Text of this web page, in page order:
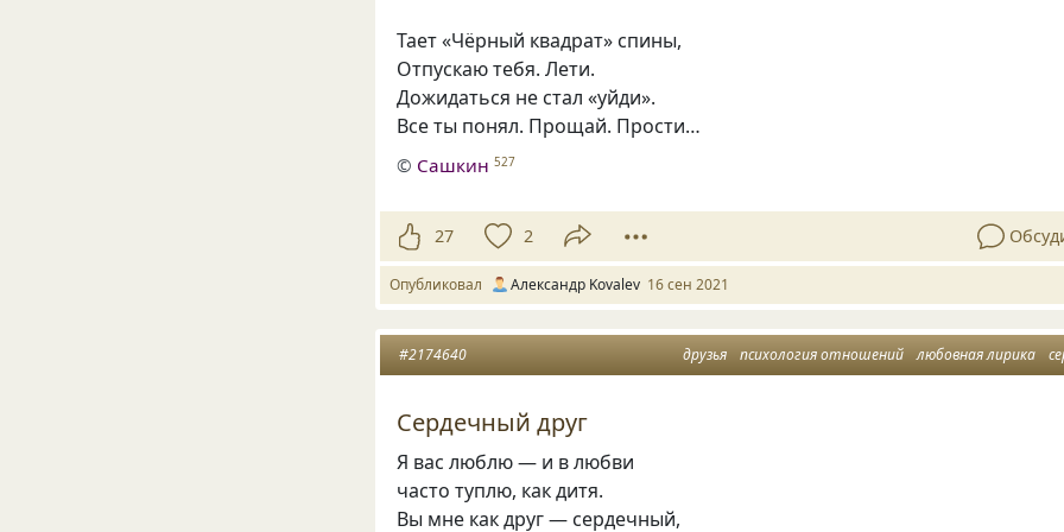
Тает «Чёрный квадрат» спины,
Отпускаю тебя. Лети.
Дожидаться не стал «уйди».
Все ты понял. Прощай. Прости…
© Сашкин 527
27 2
Опубликовал Александр Kovalev 16 сен 2021
друзья психология отношений любовная лирика
#2174640
Сердечный друг
Я вас люблю — и в любви
часто туплю, как дитя.
Вы мне как друг — сердечный,